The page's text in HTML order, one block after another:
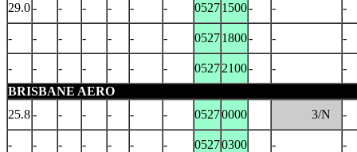
29.0- - - - - - 05271500- - -
- - - - - - - 05271800- - -
- - - - - - - 05272100- -
-
BRISBANE AERO
25.8- - - - - - 05270000 3/N -
- - - - - - - 05270300 - -